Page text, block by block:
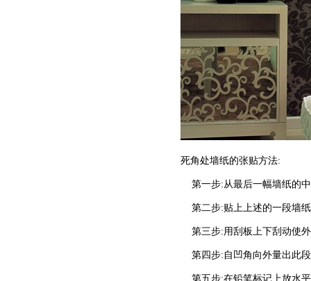
死角处墙纸的张贴方法:
第一步:从最后一幅墙纸的中
第二步:贴上上述的一段墙
第三步:用刮板上下刮动使
第四步:自凹角向外量出此
第五步:在铅笔标记上放水